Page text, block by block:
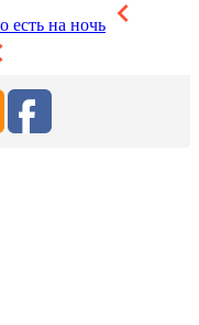
есть на ночь